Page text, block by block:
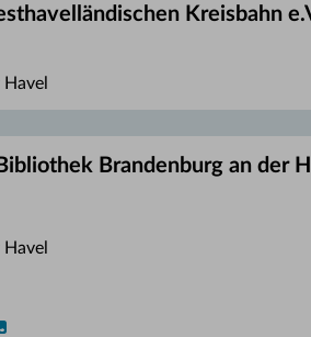
Kreisbahn
Brandenburg an der